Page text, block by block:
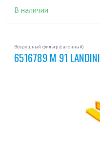
В наличии
Воздушный фильтр (салонный)
6516789 M 91 LANDINI